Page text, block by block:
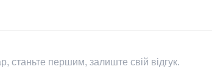
станьте першим, залиште свій відгук.